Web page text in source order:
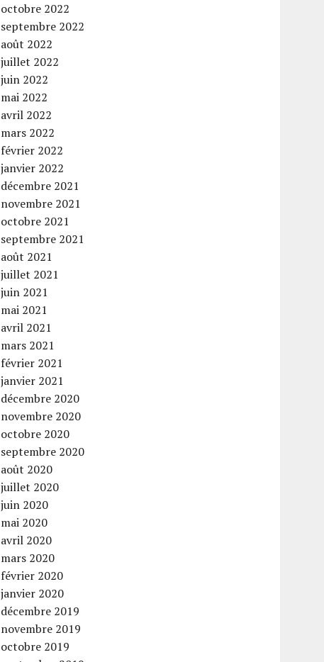
octobre 2022
septembre 2022
août 2022
juillet 2022
juin 2022
mai 2022
avril 2022
mars 2022
février 2022
janvier 2022
décembre 2021
novembre 2021
octobre 2021
septembre 2021
août 2021
juillet 2021
juin 2021
mai 2021
avril 2021
mars 2021
février 2021
janvier 2021
décembre 2020
novembre 2020
octobre 2020
septembre 2020
août 2020
juillet 2020
juin 2020
mai 2020
avril 2020
mars 2020
février 2020
janvier 2020
décembre 2019
novembre 2019
octobre 2019